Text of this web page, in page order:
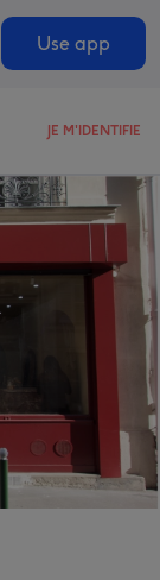
Use app
JE M'IDENTIFIE